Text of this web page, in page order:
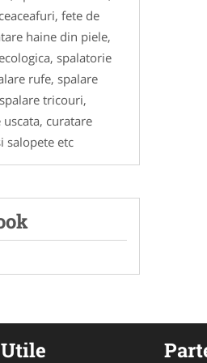
fete de
haine din piele,
spalatorie
rufe, spalare
tricouri,
curatare
salopete etc